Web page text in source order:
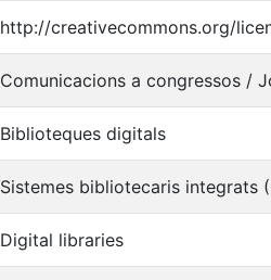
http://creativecommons.org/
Comunicacions a congressos /
Biblioteques digitals
Sistemes bibliotecaris integrats
Digital libraries